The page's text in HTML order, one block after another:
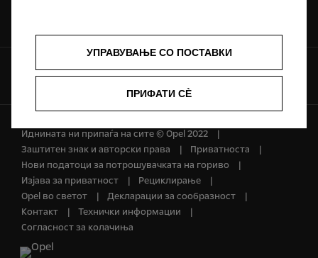
Комуницирајте со нас
Иднината ни припаѓа на сите © Opel 2022
Заштитен знак и авторски права
Приватноста
Нови податоци за потрошувачката на гориво
Изјава за приватност
Рециклирање
Opel во светот
Декларации за сообразност
Контакт
Технички информации
Согласност за колачиња
УПРАВУВАЊЕ СО ПОСТАВКИ
ПРИФАТИ СÈ